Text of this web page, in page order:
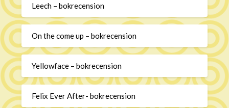
Leech – bokrecension
On the come up – bokrecension
Yellowface – bokrecension
Felix Ever After- bokrecension